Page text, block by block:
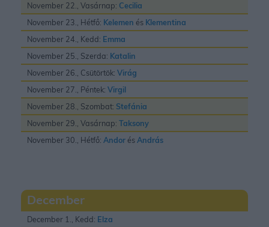
November 22., Vasárnap: Cecilia
November 23., Hétfő: Kelemen és Klementina
November 24., Kedd: Emma
November 25., Szerda: Katalin
November 26., Csütörtök: Virág
November 27., Péntek: Virgil
November 28., Szombat: Stefánia
November 29., Vasárnap: Taksony
November 30., Hétfő: Andor ésAndrás
December
December 1., Kedd: Elza